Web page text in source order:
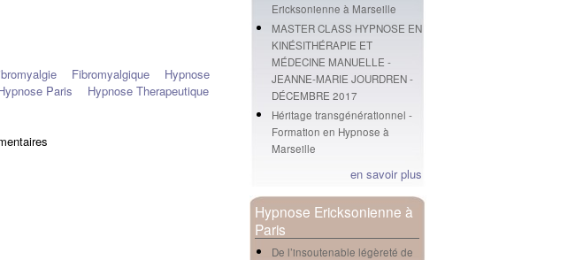
Fibromyalgique
Hypnose
Paris
Hypnose Therapeutique
Ericksonienne à Marseille
MASTER CLASS HYPNOSE EN
KINÉSITHÉRAPIE ET
MÉDECINE MANUELLE -
JEANNE-MARIE JOURDREN -
DÉCEMBRE 2017
Héritage transgénérationnel -
Formation en Hypnose à
Marseille
en savoir plus
Hypnose Ericksonienne à
Paris
De l’insoutenable légèreté de